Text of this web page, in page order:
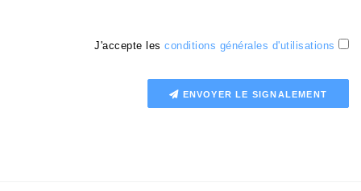
J'accepte les conditions générales d'utilisations
ENVOYER LE SIGNALEMENT